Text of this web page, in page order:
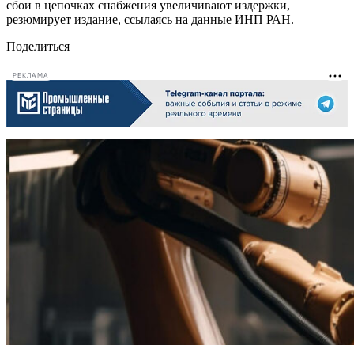
сбои в цепочках снабжения увеличивают издержки,
резюмирует издание, ссылаясь на данные ИНП РАН.
Поделиться
РЕКЛАМА